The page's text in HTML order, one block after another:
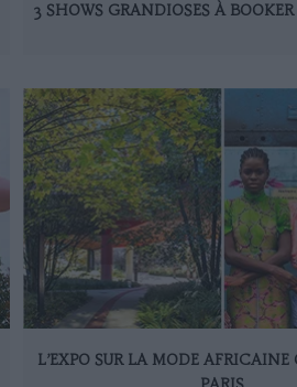
3 SHOWS GRANDIOSES À
L’EXPO SUR LA MODE AFRICAINE